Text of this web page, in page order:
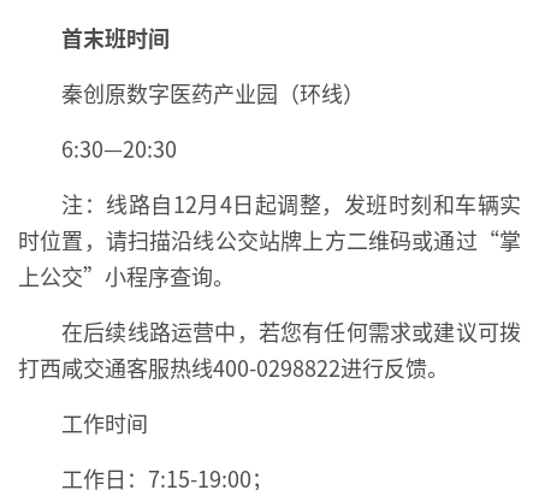
首末班时间
秦创原数字医药产业园（环线）
6:30—20:30
注：线路自12月4日起调整，发班时刻和车辆实
时位置，请扫描沿线公交站牌上方二维码或通过“掌
上公交”小程序查询。
在后续线路运营中，若您有任何需求或建议可拨
打西咸交通客服热线400-0298822进行反馈。
工作时间
工作日：7:15-19:00；